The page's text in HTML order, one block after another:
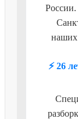
России.
наших
⚡ 26